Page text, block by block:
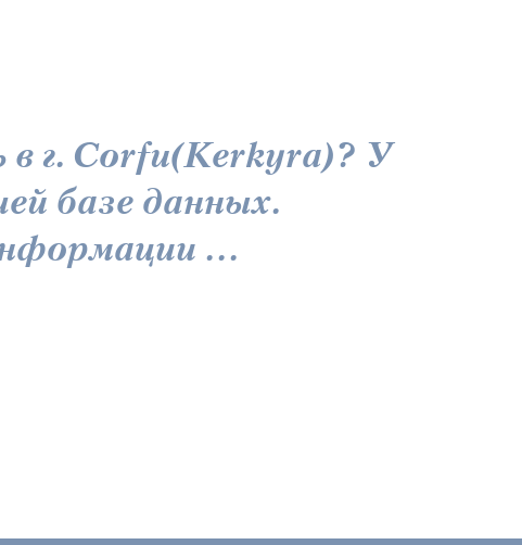
г. Corfu(Kerkyra)? У
базе данных.
...